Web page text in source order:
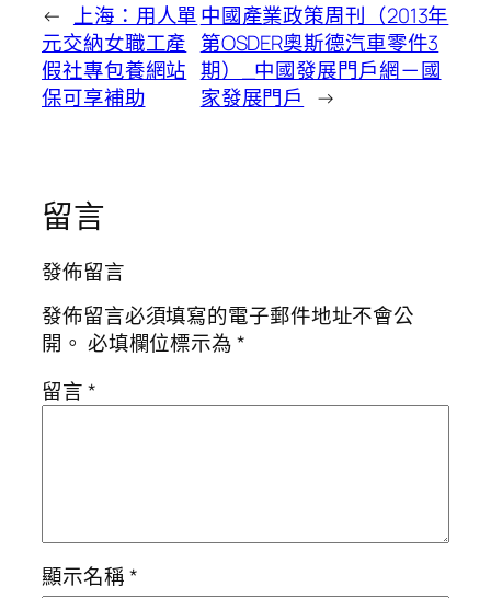
← 上海：用人單
元交納女職工產
假社專包養網站
保可享補助
中國產業政策周刊（2013年
第OSDER奧斯德汽車零件3
期）_中國發展門戶網－國
家發展門戶
→
留言
發佈留言
發佈留言必須填寫的電子郵件地址不會公
開。 必填欄位標示為*
留言*
顯示名稱*